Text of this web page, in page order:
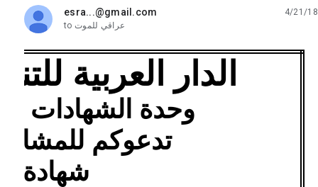
esra...@gmail.com
unread,
4/21/18
to عراقي للموت
الدار العربية
وحدة الشهادات
تدعوكم
شهادة: